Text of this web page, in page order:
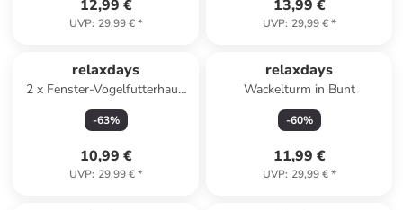
12,99 €
UVP: 29,99 €*
13,99 €
UVP: 29,99 €*
relaxdays
2 x Fenster-Vogelfutterhaus
in Transparent
-63%
10,99 €
UVP: 29,99 €*
relaxdays
Wackelturm in Bunt
-60%
11,99 €
UVP: 29,99 €*